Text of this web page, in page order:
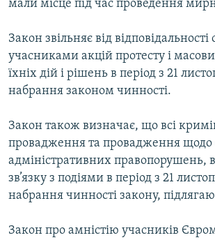
ВІДЕОУРОКИ «ELIFBE»
СВІДЧЕННЯ ОКУПАЦІЇ
ІНФОГРАФІКА
Qırımtatar
ДОЛУЧАЙСЯ!
Усі сайти RFE/RL
мали місце під час проведення
Закон звільняє від відповідальності
учасниками акцій протесту і
їхніх дій і рішень в період з 21
набрання законом чинності.
Закон також визначає, що всі
провадження та провадження
адміністративних правопорушень,
зв’язку з подіями в період з 21
набрання чинності закону,
Закон про амністію учасників